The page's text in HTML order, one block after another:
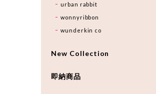
urban rabbit
wonnyribbon
wunderkin co
New Collection
即納商品